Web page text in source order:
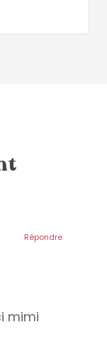
mimi
Répondre